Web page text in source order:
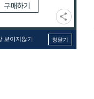
보이지않기 창닫기